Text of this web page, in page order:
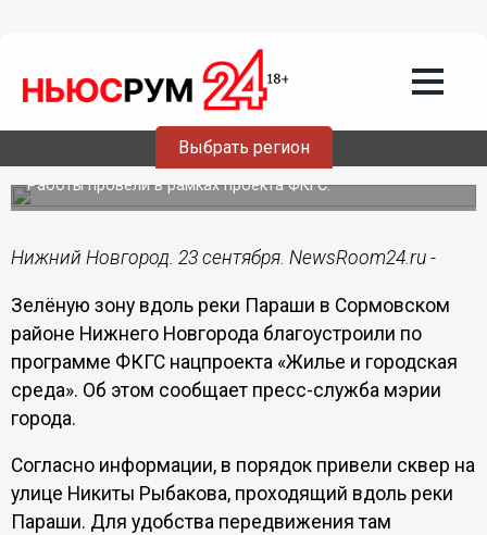
Выбрать регион
23.09.202415:45
Благоустройство сквера у реки Параши
завершилось в Сормове
Работы провели в рамках проекта ФКГС.
Нижний Новгород. 23 сентября. NewsRoom24.ru -
Зелёную зону вдоль реки Параши в Сормовском
районе Нижнего Новгорода благоустроили по
программе ФКГС нацпроекта «Жилье и городская
среда». Об этом сообщает пресс-служба мэрии
города.
Согласно информации, в порядок привели сквер на
улице Никиты Рыбакова, проходящий вдоль реки
Параши. Для удобства передвижения там